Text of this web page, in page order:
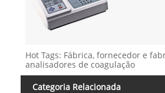
Hot Tags: Fábrica, fornecedor e
analisadores de coagulação
Categoria Relacionada